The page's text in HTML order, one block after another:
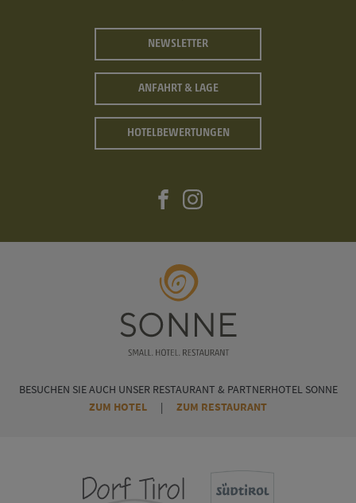
NEWSLETTER
ANFAHRT & LAGE
HOTELBEWERTUNGEN
BESUCHEN SIE AUCH UNSER RESTAURANT & PARTNERHOTEL SONNE
ZUM HOTEL
| ZUM RESTAURANT